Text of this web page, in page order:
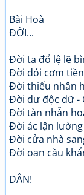
Bài Hoà
ĐỜI...
Đời ta đổ lệ lẽ
Đời đói cơm
Đời thiếu nhân
Đời dư độc dữ -
Đời tàn nhẫn
Đời ác lận
Đời cửa nhà
Đời oan cầu
DÂN!